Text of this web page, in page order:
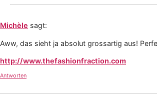
Michèle sagt:
Aww, das sieht ja absolut grossartig aus!
http://www.thefashionfraction.com
Antworten